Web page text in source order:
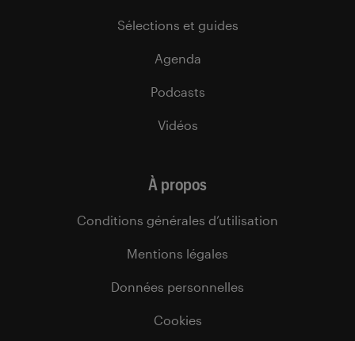
Sélections et guides
Agenda
Podcasts
Vidéos
À propos
Conditions générales d’utilisation
Mentions légales
Données personnelles
Cookies